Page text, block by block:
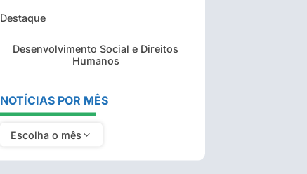
Destaque
Desenvolvimento Social e Direitos
Humanos
NOTÍCIAS POR MÊS
Escolha o mês